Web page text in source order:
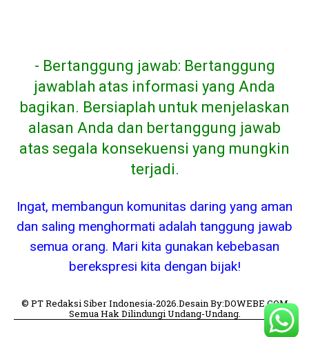
- Bertanggung jawab: Bertanggung
jawablah atas informasi yang Anda
bagikan. Bersiaplah untuk menjelaskan
alasan Anda dan bertanggung jawab
atas segala konsekuensi yang mungkin
terjadi.
Ingat, membangun komunitas daring yang aman
dan saling menghormati adalah tanggung jawab
semua orang. Mari kita gunakan kebebasan
berekspresi kita dengan bijak!
© PT Redaksi Siber Indonesia-2026.Desain By:DOWEBE.COM
Semua Hak Dilindungi Undang-Undang.